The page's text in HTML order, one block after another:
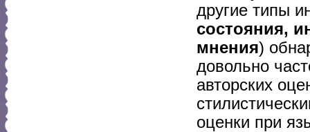
другие типы
состояния,
мнения)
довольно
авторских
оценки при